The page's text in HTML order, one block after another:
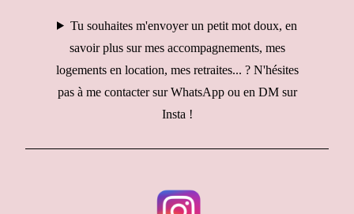
Tu souhaites m'envoyer un petit mot doux, en
savoir plus sur mes accompagnements, mes
logements en location, mes retraites... ? N'hésites
pas à me contacter sur WhatsApp ou en DM sur
Insta !